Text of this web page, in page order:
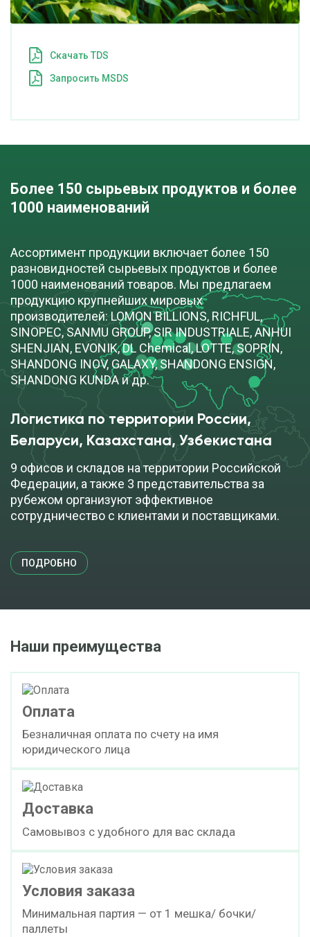
Cкачать TDS
Запросить MSDS
Более 150 сырьевых продуктов и более
1000 наименований
Ассортимент продукции включает более 150
разновидностей сырьевых продуктов и более
1000 наименований товаров. Мы предлагаем
продукцию крупнейших мировых
производителей: LOMON BILLIONS, RICHFUL,
SINOPEC, SANMU GROUP, SIR INDUSTRIALE, ANHUI
SHENJIAN, EVONIK, DL Chemical, LOTTE, SOPRIN,
SHANDONG INOV, GALAXY, SHANDONG ENSIGN,
SHANDONG KUNDA и др.
Логистика по территории России,
Беларуси, Казахстана, Узбекистана
9 офисов и складов на территории Российской
Федерации, а также 3 представительства за
рубежом организуют эффективное
сотрудничество с клиентами и поставщиками.
ПОДРОБНО
Наши преимущества
Оплата
Безналичная оплата по счету на имя
юридического лица
Доставка
Самовывоз с удобного для вас склада
Условия заказа
Минимальная партия — от 1 мешка/ бочки/
паллеты